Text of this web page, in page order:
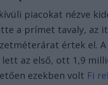
piacokat nézve
a prímet tavaly, az
értek el.
az első, ott 1,9
ezekben volt Fi